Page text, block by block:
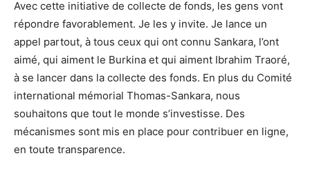
Avec cette initiative de collecte de fonds, les gens vont
répondre favorablement. Je les y invite. Je lance un
appel partout, à tous ceux qui ont connu Sankara, l’ont
aimé, qui aiment le Burkina et qui aiment Ibrahim Traoré,
à se lancer dans la collecte des fonds. En plus du Comité
international mémorial Thomas-Sankara, nous
souhaitons que tout le monde s’investisse. Des
mécanismes sont mis en place pour contribuer en ligne,
en toute transparence.